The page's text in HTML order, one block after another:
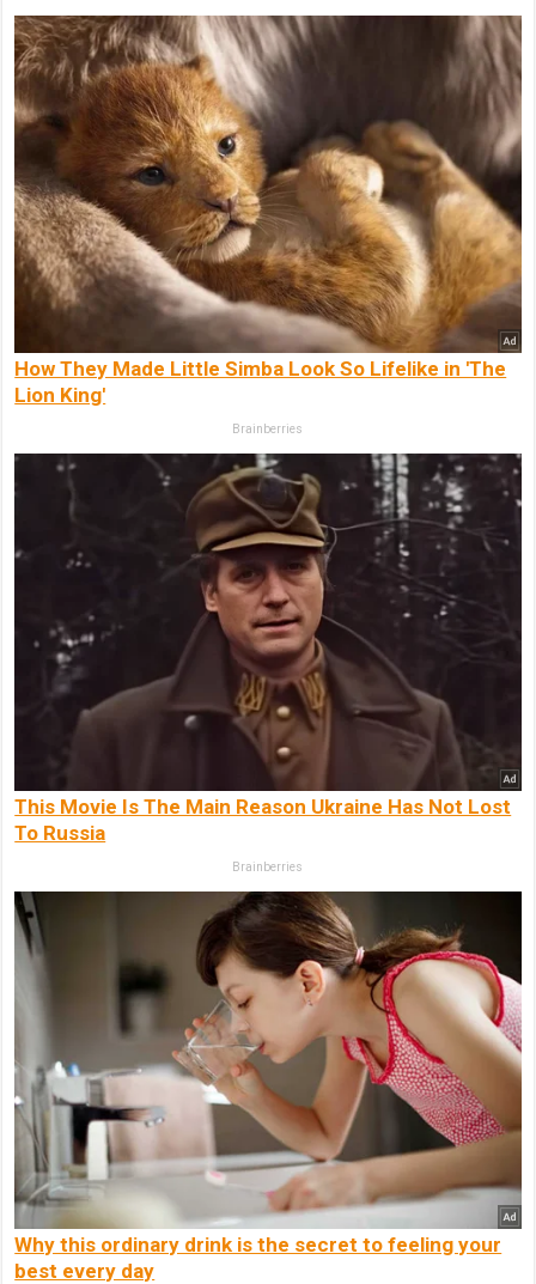
How They Made Little Simba Look So Lifelike in 'The
Lion King'
Brainberries
This Movie Is The Main Reason Ukraine Has Not Lost
To Russia
Brainberries
Why this ordinary drink is the secret to feeling your
best every day